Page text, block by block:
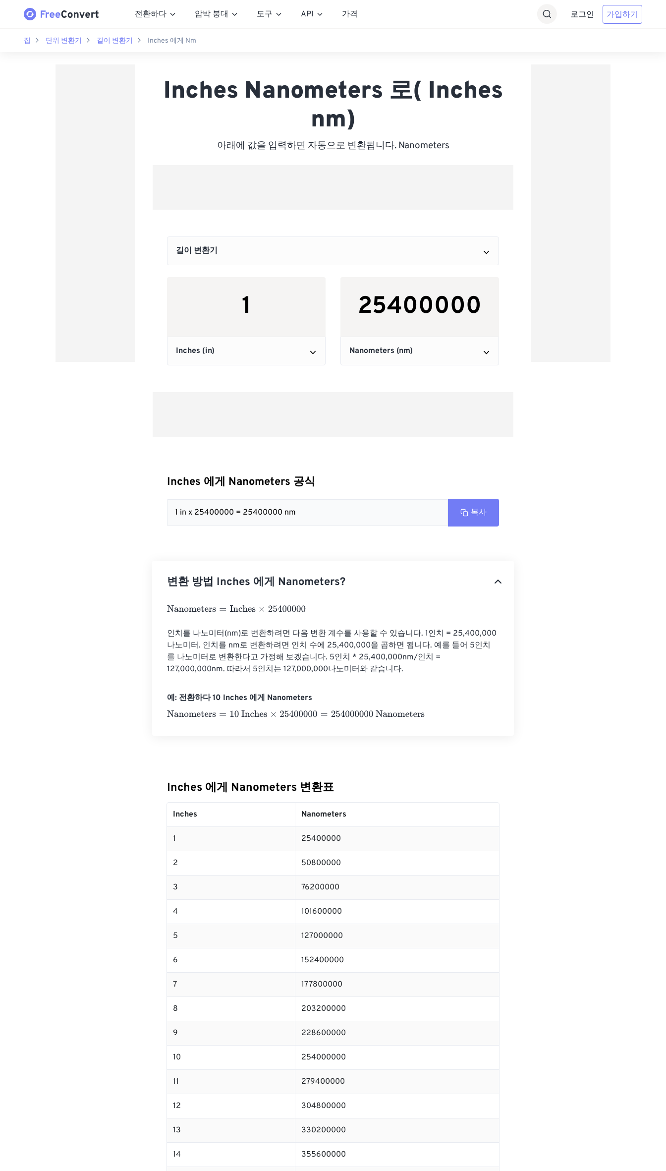
전환하다 압박 붕대 도구 API 가격 로그인 가입하기
집 단위 변환기 길이 변환기 Inches 에게 Nm
Inches Nanometers 로( Inches
nm)
아래에 값을 입력하면 자동으로 변환됩니다. Nanometers
Inches 에게 Nanometers 공식
1 in x 25400000 = 25400000 nm 복사
변환 방법 Inches 에게 Nanometers?
Nanometers= Inches×25400000
인치를 나노미터(nm)로 변환하려면 다음 변환 계수를 사용할 수 있습니다. 1인치 = 25,400,000
나노미터. 인치를 nm로 변환하려면 인치 수에 25,400,000을 곱하면 됩니다. 예를 들어 5인치
를 나노미터로 변환한다고 가정해 보겠습니다. 5인치 * 25,400,000nm/인치 =
127,000,000nm. 따라서 5인치는 127,000,000나노미터와 같습니다.
예: 전환하다 10 Inches 에게 Nanometers
Nanometers= 10 Inches×25400000=254000000 Nanometers
Inches 에게 Nanometers 변환표
Inches Nanometers
1 25400000
2 50800000
3 76200000
4 101600000
5 127000000
6 152400000
7 177800000
8 203200000
9 228600000
10 254000000
11 279400000
12 304800000
13 330200000
14 355600000